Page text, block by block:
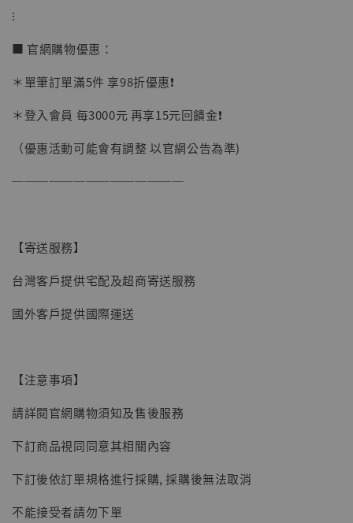
子彈飛 鵝城縣長 張麻子 [BK01]
NT$ 4,980
⁝
■ 官網購物優惠：
＊單筆訂單滿5件 享98折優惠❗️
＊登入會員 每3000元 再享15元回饋金❗️
（優惠活動可能會有調整 以官網公告為準)
──────────────
【寄送服務】
台灣客戶提供宅配及超商寄送服務
國外客戶提供國際運送
【注意事項】
請詳閱官網購物須知及售後服務
下訂商品視同同意其相關內容
下訂後依訂單規格進行採購, 採購後無法取消
不能接受者請勿下單